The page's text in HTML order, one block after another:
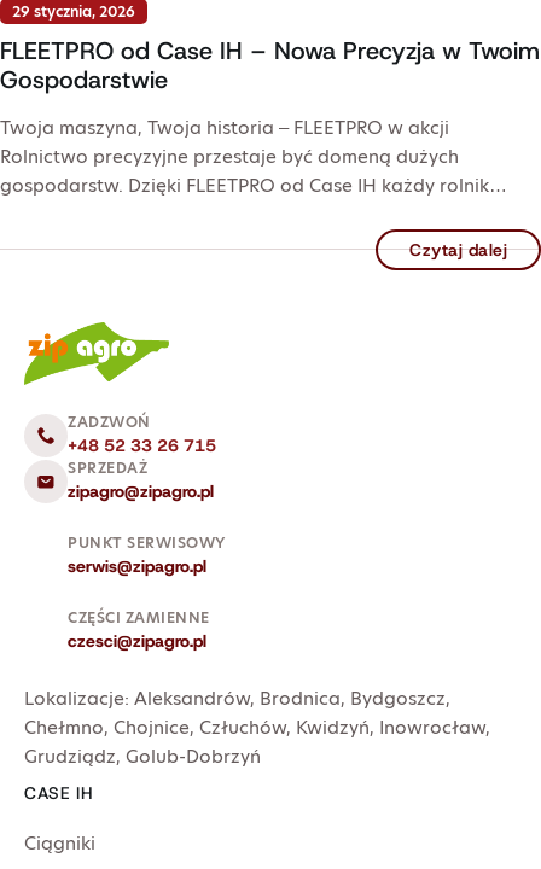
29 stycznia, 2026
FLEETPRO od Case IH – Nowa Precyzja w Twoim
Gospodarstwie
Twoja maszyna, Twoja historia – FLEETPRO w akcji
Rolnictwo precyzyjne przestaje być domeną dużych
gospodarstw. Dzięki FLEETPRO od Case IH każdy rolnik…
Czytaj dalej
ZADZWOŃ
+48 52 33 26 715
SPRZEDAŻ
zipagro@zipagro.pl
PUNKT SERWISOWY
serwis@zipagro.pl
CZĘŚCI ZAMIENNE
czesci@zipagro.pl
Lokalizacje: Aleksandrów, Brodnica, Bydgoszcz,
Chełmno, Chojnice, Człuchów, Kwidzyń, Inowrocław,
Grudziądz, Golub-Dobrzyń
CASE IH
Ciągniki